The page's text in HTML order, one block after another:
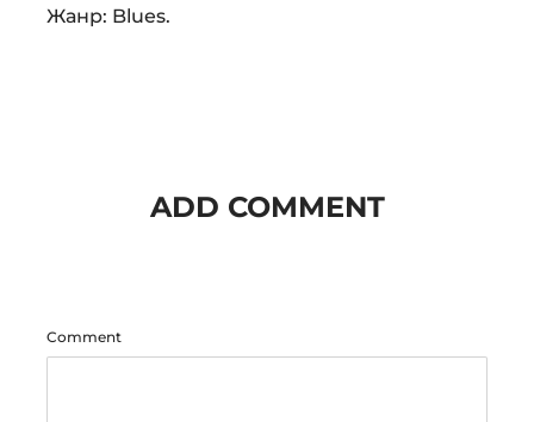
Player
Жанр: Blues.
ADD COMMENT
Comment